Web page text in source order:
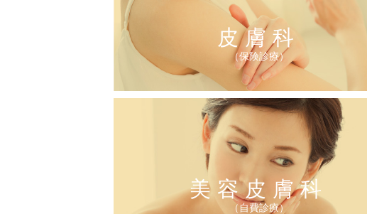
皮膚科
（保険診療）
美容皮膚科
（自費診療）